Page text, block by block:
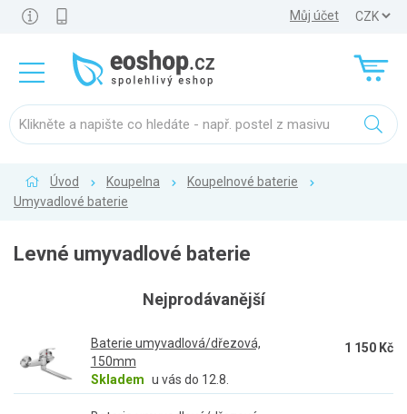
Můj účet
Úvod Koupelna
Koupelnové baterie
Umyvadlové baterie
Levné umyvadlové baterie
Nejprodávanější
Baterie umyvadlová/dřezová,
150mm
Skladem u vás do 12.8.
1 150 Kč